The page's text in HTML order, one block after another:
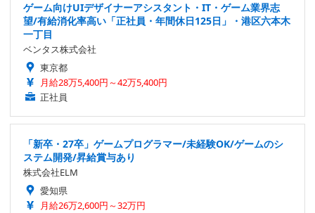
ゲーム向けUIデザイナーアシスタント・IT・ゲーム業界志
望/有給消化率高い「正社員・年間休日125日」・港区六本木
一丁目
ベンタス株式会社
東京都
月給28万5,400円～42万5,400円
正社員
「新卒・27卒」ゲームプログラマー/未経験OK/ゲームのシ
ステム開発/昇給賞与あり
株式会社ELM
愛知県
月給26万2,600円～32万円